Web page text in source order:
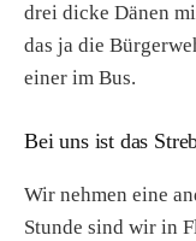
drei dicke Dänen
das ja die
einer im Bus.
Bei uns ist das
Wir nehmen eine
Stunde sind wir in